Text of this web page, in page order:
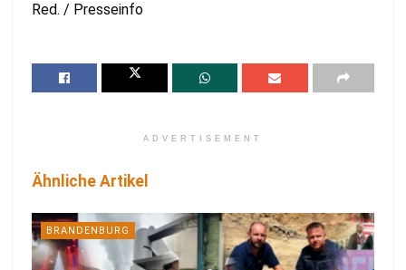
Red. / Presseinfo
ADVERTISEMENT
Ähnliche Artikel
BRANDENBURG